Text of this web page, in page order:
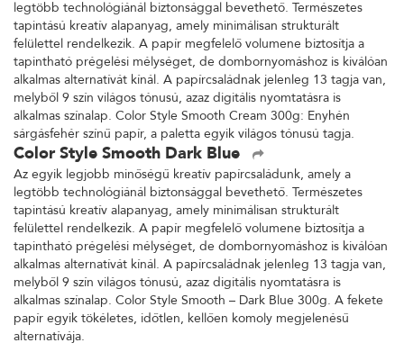
legtöbb technológiánál biztonsággal bevethető. Természetes
tapintású kreatív alapanyag, amely minimálisan strukturált
felülettel rendelkezik. A papír megfelelő volumene biztosítja a
tapintható prégelési mélységet, de dombornyomáshoz is kiválóan
alkalmas alternatívát kínál. A papírcsaládnak jelenleg 13 tagja van,
melyből 9 szín világos tónusú, azaz digitális nyomtatásra is
alkalmas színalap. Color Style Smooth Cream 300g: Enyhén
sárgásfehér színű papír, a paletta egyik világos tónusú tagja.
Color Style Smooth Dark Blue
Az egyik legjobb minőségű kreatív papírcsaládunk, amely a
legtöbb technológiánál biztonsággal bevethető. Természetes
tapintású kreatív alapanyag, amely minimálisan strukturált
felülettel rendelkezik. A papír megfelelő volumene biztosítja a
tapintható prégelési mélységet, de dombornyomáshoz is kiválóan
alkalmas alternatívát kínál. A papírcsaládnak jelenleg 13 tagja van,
melyből 9 szín világos tónusú, azaz digitális nyomtatásra is
alkalmas színalap. Color Style Smooth – Dark Blue 300g. A fekete
papír egyik tökéletes, időtlen, kellően komoly megjelenésű
alternatívája.